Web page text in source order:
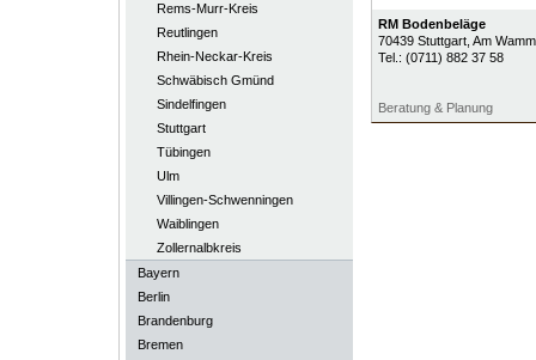
Rems-Murr-Kreis
Reutlingen
Rhein-Neckar-Kreis
Schwäbisch Gmünd
Sindelfingen
Stuttgart
Tübingen
Ulm
Villingen-Schwenningen
Waiblingen
Zollernalbkreis
Bayern
Berlin
Brandenburg
Bremen
RM Bodenbeläge
70439 Stuttgart, Am
Tel.: (0711) 882 37 58
Beratung & Planung